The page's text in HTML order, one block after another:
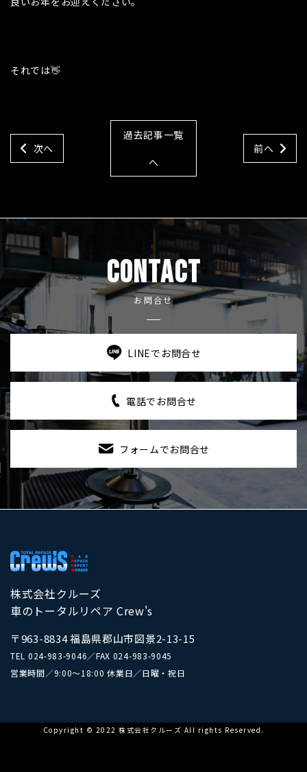
それでは👋
次へ
過去記事一覧
へ
前へ
CONTACT
お問合せ
LINEでお問合せ
電話でお問合せ
フォームでお問合せ
株式会社クルーズ
車のトータルリペア Crew's
〒963-8834 福島県郡山市図景2-13-15
TEL 024-983-9046／FAX 024-983-9045
営業時間／9:00～18:00 休業日／日曜・祝日
Copyright © 2022 株式会社クルーズ All rights Reserved.